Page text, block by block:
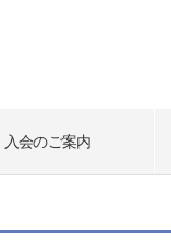
入会のご案内